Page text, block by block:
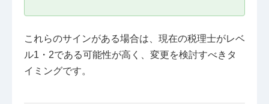
これらのサインがある場合は、現在の税理士がレベ
ル1・2である可能性が高く、変更を検討すべきタ
イミングです。